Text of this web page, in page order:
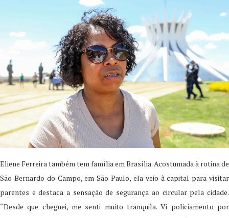
Eliene Ferreira também tem família em Brasília. Acostumada à rotina de
São Bernardo do Campo, em São Paulo, ela veio à capital para visitar
parentes e destaca a sensação de segurança ao circular pela cidade.
“Desde que cheguei, me senti muito tranquila. Vi policiamento por